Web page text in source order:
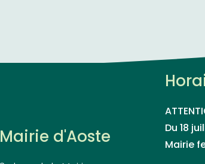
Mairie d'Aoste
Du 18
Mairie